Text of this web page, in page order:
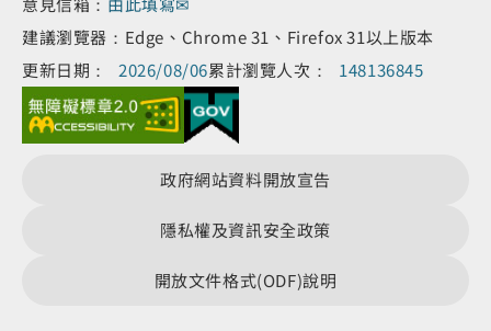
建議瀏覽器：Edge、Chrome 31、Firefox 31以上版本
更新日期：
2026/08/06累計瀏覽人次： 148136845
政府網站資料開放宣告
隱私權及資訊安全政策
開放文件格式(ODF)說明